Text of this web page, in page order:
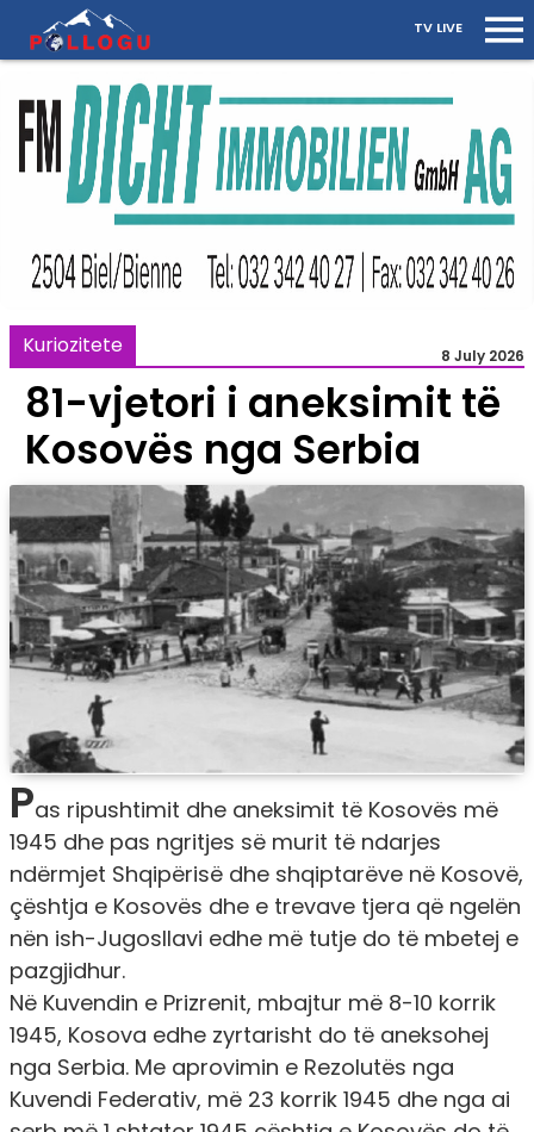
TV LIVE
Kuriozitete 8 July 2026
81-vjetori i aneksimit të
Kosovës nga Serbia
Pas ripushtimit dhe aneksimit të Kosovës më
1945 dhe pas ngritjes së murit të ndarjes
ndërmjet Shqipërisë dhe shqiptarëve në Kosovë,
çështja e Kosovës dhe e trevave tjera që ngelën
nën ish-Jugosllavi edhe më tutje do të mbetej e
pazgjidhur.
Në Kuvendin e Prizrenit, mbajtur më 8-10 korrik
1945, Kosova edhe zyrtarisht do të aneksohej
nga Serbia. Me aprovimin e Rezolutës nga
Kuvendi Federativ, më 23 korrik 1945 dhe nga ai